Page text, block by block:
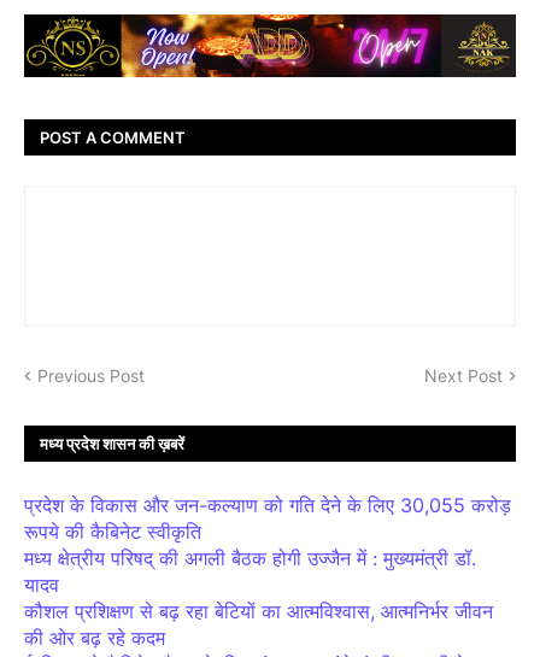
POST A COMMENT
Previous Post Next Post
मध्य प्रदेश शासन की ख़बरें
प्रदेश के विकास और जन-कल्याण को गति देने के लिए 30,055 करोड़
रूपये की कैबिनेट स्वीकृति
मध्य क्षेत्रीय परिषद् की अगली बैठक होगी उज्जैन में : मुख्यमंत्री डॉ.
यादव
कौशल प्रशिक्षण से बढ़ रहा बेटियों का आत्मविश्वास, आत्मनिर्भर जीवन
की ओर बढ़ रहे कदम